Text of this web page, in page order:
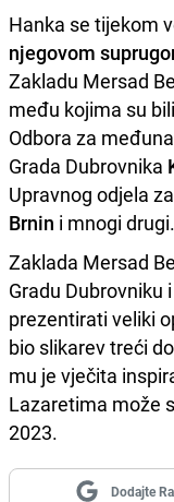
Hanka se tijekom
njegovom
Zakladu Mersad
među kojima su bili
Odbora za
Grada Dubrovnika
Upravnog odjela
Brnin i mnogi drugi.
Zaklada Mersad
Gradu Dubrovniku
prezentirati veliki
bio slikarev treći
mu je vječita
Lazaretima može
2023.
Dodajte